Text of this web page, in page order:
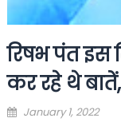
रिषभ पंत इस
कर रहे थे
Posted
January 1, 2022